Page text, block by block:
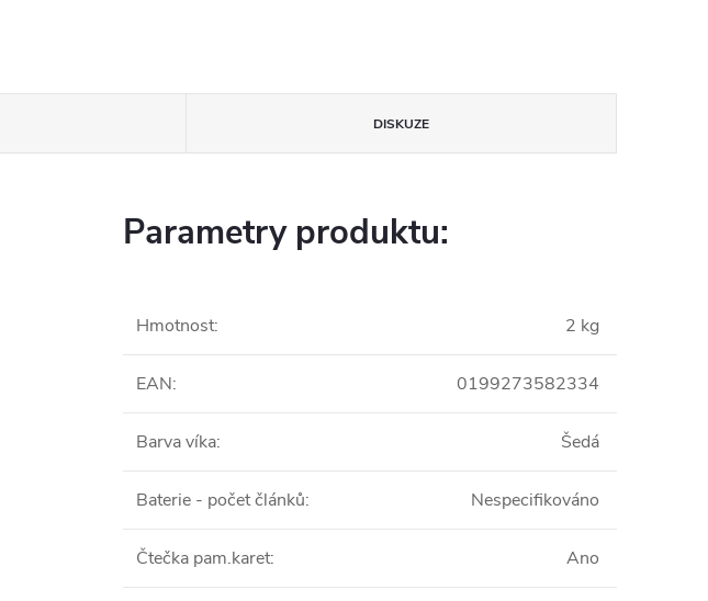
DISKUZE
Parametry produktu:
Hmotnost: 2 kg
EAN: 0199273582334
Barva víka: Šedá
Baterie - počet článků: Nespecifikováno
Čtečka pam.karet: Ano